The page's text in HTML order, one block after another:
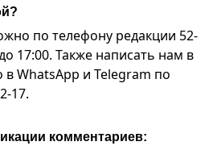
по телефону редакции 52-
17:00. Также написать нам в
WhatsApp и Telegram по
17.
комментариев: